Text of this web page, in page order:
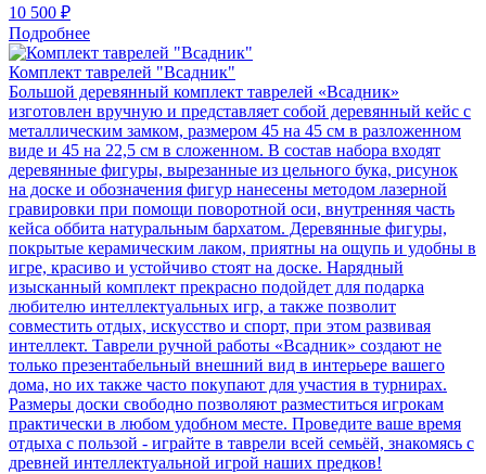
10 500 ₽
Подробнее
Комплект таврелей "Всадник"
Большой деревянный комплект таврелей «Всадник»
изготовлен вручную и представляет собой деревянный кейс с
металлическим замком, размером 45 на 45 см в разложенном
виде и 45 на 22,5 см в сложенном. В состав набора входят
деревянные фигуры, вырезанные из цельного бука, рисунок
на доске и обозначения фигур нанесены методом лазерной
гравировки при помощи поворотной оси, внутренняя часть
кейса оббита натуральным бархатом. Деревянные фигуры,
покрытые керамическим лаком, приятны на ощупь и удобны в
игре, красиво и устойчиво стоят на доске. Нарядный
изысканный комплект прекрасно подойдет для подарка
любителю интеллектуальных игр, а также позволит
совместить отдых, искусство и спорт, при этом развивая
интеллект. Таврели ручной работы «Всадник» создают не
только презентабельный внешний вид в интерьере вашего
дома, но их также часто покупают для участия в турнирах.
Размеры доски свободно позволяют разместиться игрокам
практически в любом удобном месте. Проведите ваше время
отдыха с пользой - играйте в таврели всей семьёй, знакомясь с
древней интеллектуальной игрой наших предков!